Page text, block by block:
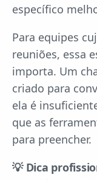
específico
Para equipes
reuniões, essa
importa. Um
criado para
ela é
que as
para preencher.
💡 Dica